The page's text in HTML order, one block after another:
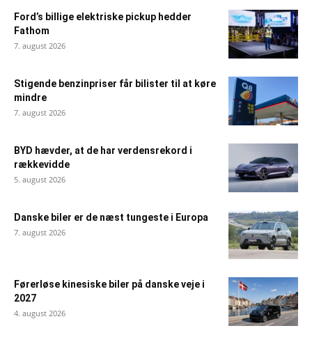
Ford’s billige elektriske pickup hedder
Fathom
7. august 2026
Stigende benzinpriser får bilister til at køre
mindre
7. august 2026
BYD hævder, at de har verdensrekord i
rækkevidde
5. august 2026
Danske biler er de næst tungeste i Europa
7. august 2026
Førerløse kinesiske biler på danske veje i
2027
4. august 2026